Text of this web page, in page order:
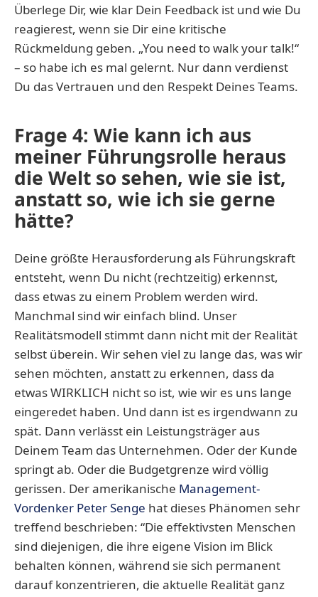
Überlege Dir, wie klar Dein Feedback ist und wie Du
reagierest, wenn sie Dir eine kritische
Rückmeldung geben. „You need to walk your talk!“
– so habe ich es mal gelernt. Nur dann verdienst
Du das Vertrauen und den Respekt Deines Teams.
Frage 4: Wie kann ich aus
meiner Führungsrolle heraus
die Welt so sehen, wie sie ist,
anstatt so, wie ich sie gerne
hätte?
Deine größte Herausforderung als Führungskraft
entsteht, wenn Du nicht (rechtzeitig) erkennst,
dass etwas zu einem Problem werden wird.
Manchmal sind wir einfach blind. Unser
Realitätsmodell stimmt dann nicht mit der Realität
selbst überein. Wir sehen viel zu lange das, was wir
sehen möchten, anstatt zu erkennen, dass da
etwas WIRKLICH nicht so ist, wie wir es uns lange
eingeredet haben. Und dann ist es irgendwann zu
spät. Dann verlässt ein Leistungsträger aus
Deinem Team das Unternehmen. Oder der Kunde
springt ab. Oder die Budgetgrenze wird völlig
gerissen. Der amerikanische Management-
Vordenker Peter Senge hat dieses Phänomen sehr
treffend beschrieben: “Die effektivsten Menschen
sind diejenigen, die ihre eigene Vision im Blick
behalten können, während sie sich permanent
darauf konzentrieren, die aktuelle Realität ganz